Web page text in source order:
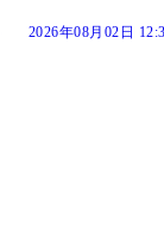
2026年08月02日